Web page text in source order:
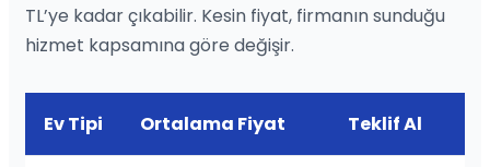
TL’ye kadar çıkabilir. Kesin fiyat, firmanın sunduğu
hizmet kapsamına göre değişir.
Ev Tipi Ortalama Fiyat Teklif Al